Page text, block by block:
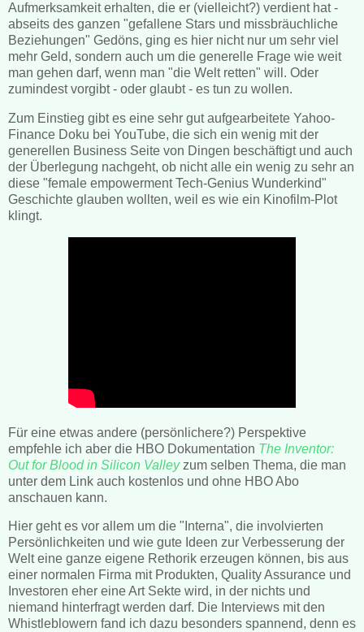
Aufmerksamkeit erhalten, die er (vielleicht?) verdient hat -
abseits des ganzen "gefallene Stars und missbräuchliche
Beziehungen" Gedöns, ging es hier nicht nur um sehr viel
mehr Geld, sondern auch um die generelle Frage wie weit
man gehen darf, wenn man "die Welt retten" will. Oder
zumindest vorgibt - oder glaubt - es tun zu wollen.
Zum Einstieg gibt es eine sehr gut aufgearbeitete Yahoo-
Finance Doku bei YouTube, die sich ein wenig mit der
generellen Business Seite von Dingen beschäftigt und auch
der Überlegung nachgeht, ob nicht alle ein wenig zu sehr an
diese "female empowerment Tech-Genius Wunderkind"
Geschichte glauben wollten, weil es wie ein Kinofilm-Plot
klingt.
Für eine etwas andere (persönlichere?) Perspektive
empfehle ich aber die HBO Dokumentation The Inventor:
Out for Blood in Silicon Valleyzum selben Thema, die man
unter dem Link auch kostenlos und ohne HBO Abo
anschauen kann.
Hier geht es vor allem um die "Interna", die involvierten
Persönlichkeiten und wie gute Ideen zur Verbesserung der
Welt eine ganze eigene Rethorik erzeugen können, bis aus
einer normalen Firma mit Produkten, Quality Assurance und
Investoren eher eine Art Sekte wird, in der nichts und
niemand hinterfragt werden darf. Die Interviews mit den
Whistleblowern fand ich dazu besonders spannend, denn es